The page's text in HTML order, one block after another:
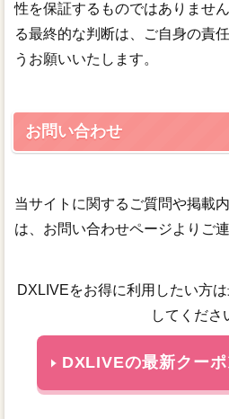
性を保証するものではありませ
る最終的な判断は、ご自身の責
うお願いいたします。
お問い合わせ
当サイトに関するご質問や掲載
は、お問い合わせページよりご連
DXLIVEをお得に利用したい方
してくださ
DXLIVEの最新クー